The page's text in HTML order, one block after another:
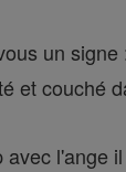
un
et couché
avec l'ange